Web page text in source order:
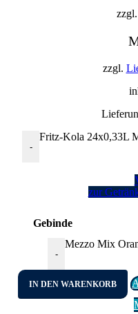
zzgl.
zzgl.
-
Fritz-Kola 24x0,33L
zur
Gebinde
-
Mezzo Mix
IN DEN WARENKORB